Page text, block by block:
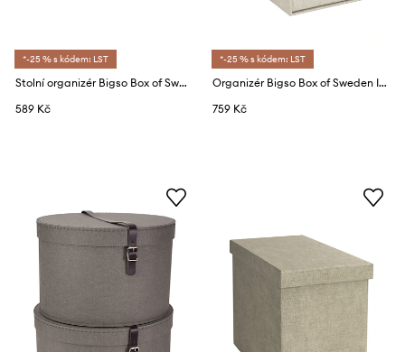
*-25 % s kódem: LST
Stolní organizér Bigso Box of Sweden Lena
589 Kč
*-25 % s kódem: LST
Organizér Bigso Box of Sweden Ingrid
759 Kč